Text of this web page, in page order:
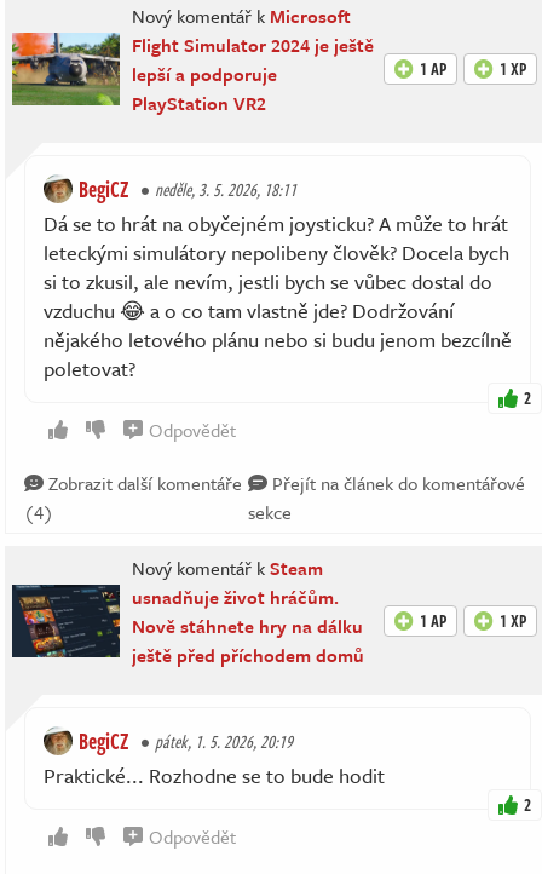
Nový komentář k Microsoft
Flight Simulator 2024 je ještě
lepší a podporuje
PlayStation VR2
1 AP 1 XP
BegiCZ neděle, 3. 5. 2026, 18:11
Dá se to hrát na obyčejném joysticku? A může to hrát
leteckými simulátory nepolibeny člověk? Docela bych
si to zkusil, ale nevím, jestli bych se vůbec dostal do
vzduchu 😂 a o co tam vlastně jde? Dodržování
nějakého letového plánu nebo si budu jenom bezcílně
poletovat?
2
Odpovědět
Zobrazit další komentáře
(4)
Přejít na článek do komentářové
sekce
Nový komentář kSteam
usnadňuje život hráčům.
Nově stáhnete hry na dálku
ještě před příchodem domů
1 AP 1 XP
BegiCZ pátek, 1. 5. 2026, 20:19
Praktické... Rozhodne se to bude hodit
2
Odpovědět